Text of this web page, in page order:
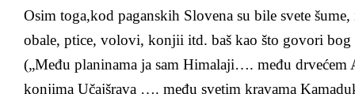
Osim toga,kod paganskih Slovena su bile svete
obale, ptice, volovi, konjii itd. baš kao što govori
(„Među planinama ja sam Himalaji…. među
konjima Učajšrava …. među svetim kravama